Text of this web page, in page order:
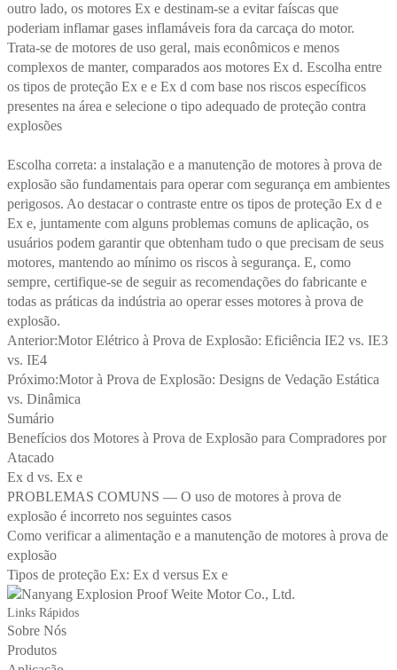
outro lado, os motores Ex e destinam-se a evitar faíscas que
poderiam inflamar gases inflamáveis fora da carcaça do motor.
Trata-se de motores de uso geral, mais econômicos e menos
complexos de manter, comparados aos motores Ex d. Escolha entre
os tipos de proteção Ex e e Ex d com base nos riscos específicos
presentes na área e selecione o tipo adequado de proteção contra
explosões
Escolha correta: a instalação e a manutenção de motores à prova de
explosão são fundamentais para operar com segurança em ambientes
perigosos. Ao destacar o contraste entre os tipos de proteção Ex d e
Ex e, juntamente com alguns problemas comuns de aplicação, os
usuários podem garantir que obtenham tudo o que precisam de seus
motores, mantendo ao mínimo os riscos à segurança. E, como
sempre, certifique-se de seguir as recomendações do fabricante e
todas as práticas da indústria ao operar esses motores à prova de
explosão.
Anterior:Motor Elétrico à Prova de Explosão: Eficiência IE2 vs. IE3
vs. IE4
Próximo:Motor à Prova de Explosão: Designs de Vedação Estática
vs. Dinâmica
Sumário
Benefícios dos Motores à Prova de Explosão para Compradores por
Atacado
Ex d vs. Ex e
PROBLEMAS COMUNS — O uso de motores à prova de
explosão é incorreto nos seguintes casos
Como verificar a alimentação e a manutenção de motores à prova de
explosão
Tipos de proteção Ex: Ex d versus Ex e
Links Rápidos
Sobre Nós
Produtos